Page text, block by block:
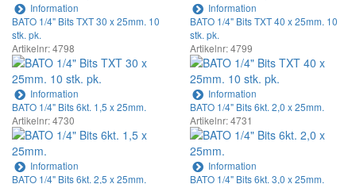
Information
Information
BATO 1/4" Bits TXT 30 x 25mm. 10
stk. pk.
Artikelnr: 4798
Information
BATO 1/4" Bits TXT 40 x 25mm. 10
stk. pk.
Artikelnr: 4799
Information
BATO 1/4" Bits 6kt. 1,5 x 25mm.
Artikelnr: 4730
Information
BATO 1/4" Bits 6kt. 2,0 x 25mm.
Artikelnr: 4731
Information
BATO 1/4" Bits 6kt. 2,5 x 25mm.
BATO 1/4" Bits 6kt. 3,0 x 25mm.